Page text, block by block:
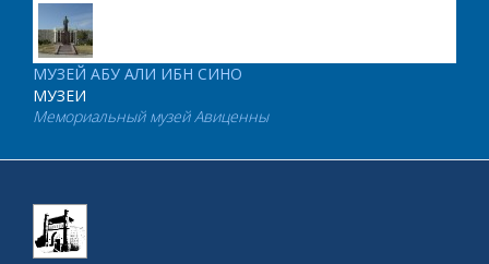
МУЗЕЙ АБУ АЛИ ИБН СИНО
МУЗЕИ
Мемориальный музей Авиценны